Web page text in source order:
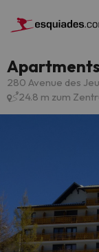
280 Avenue des
24.8 m zum